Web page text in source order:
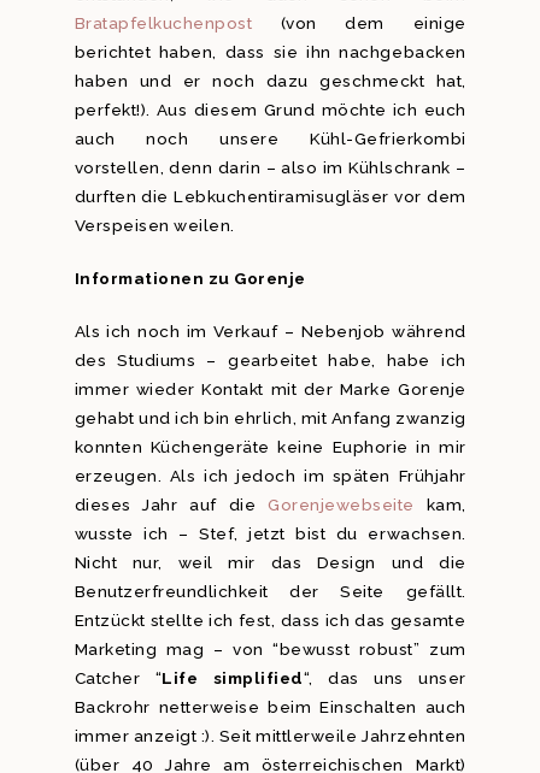
Bratapfelkuchenpost (von dem einige
berichtet haben, dass sie ihn nachgebacken
haben und er noch dazu geschmeckt hat,
perfekt!). Aus diesem Grund möchte ich euch
auch noch unsere Kühl-Gefrierkombi
vorstellen, denn darin – also im Kühlschrank –
durften die Lebkuchentiramisugläser vor dem
Verspeisen weilen.
Informationen zu Gorenje
Als ich noch im Verkauf – Nebenjob während
des Studiums – gearbeitet habe, habe ich
immer wieder Kontakt mit der Marke Gorenje
gehabt und ich bin ehrlich, mit Anfang zwanzig
konnten Küchengeräte keine Euphorie in mir
erzeugen. Als ich jedoch im späten Frühjahr
dieses Jahr auf dieGorenjewebseite
kam,
wusste ich – Stef, jetzt bist du erwachsen.
Nicht nur, weil mir das Design und die
Benutzerfreundlichkeit der Seite gefällt.
Entzückt stellte ich fest, dass ich das gesamte
Marketing mag – von “bewusst robust” zum
Catcher “Life simplified“, das uns unser
Backrohr netterweise beim Einschalten auch
immer anzeigt :). Seit mittlerweile Jahrzehnten
(über 40 Jahre am österreichischen Markt)